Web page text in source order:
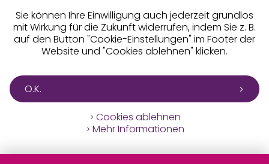
Sie können Ihre Einwilligung auch jederzeit grundlos
mit Wirkung für die Zukunft widerrufen, indem Sie z. B.
auf den Button "Cookie-Einstellungen" im Footer der
Website und "Cookies ablehnen" klicken.
O.K.
Cookies ablehnen
Mehr Informationen